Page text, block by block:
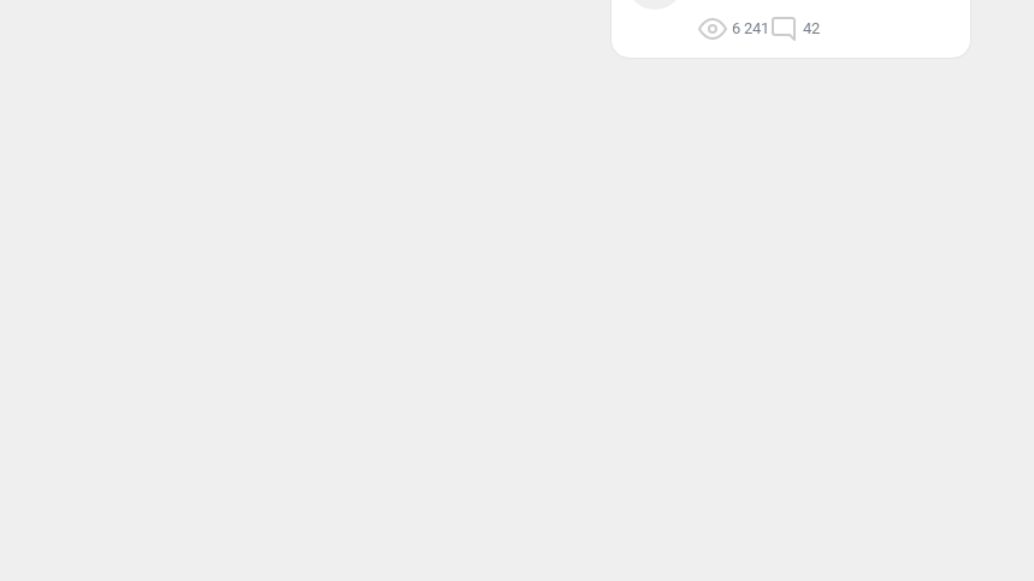
6 241 42